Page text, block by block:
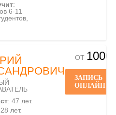
:
6-11
: 47 лет.
лет.
ОТ 1000
ЗАПИСЬ
ОНЛАЙН